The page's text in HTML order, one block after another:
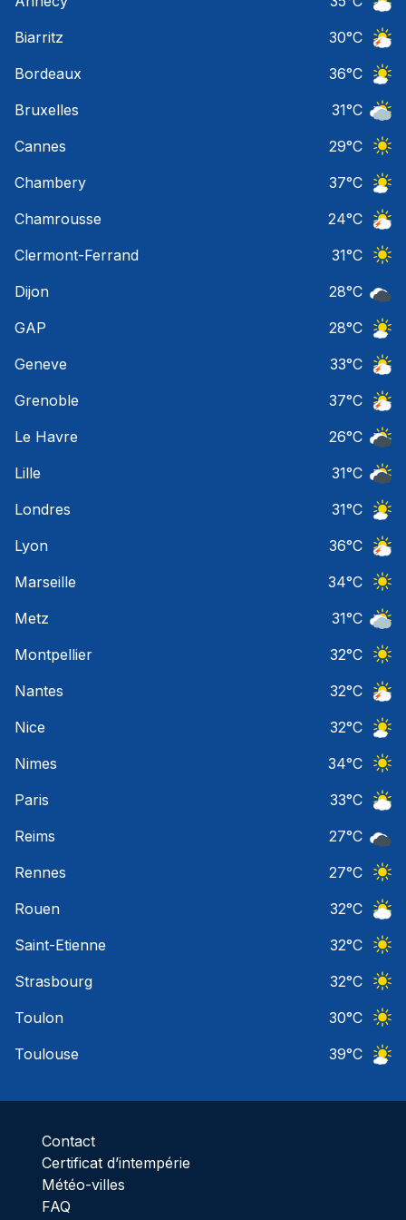
Biarritz
30°C
Bordeaux
36°C
Bruxelles
31°C
Cannes
29°C
Chambery
37°C
Chamrousse
24°C
Clermont-Ferrand
31°C
Dijon
28°C
GAP
28°C
Geneve
33°C
Grenoble
37°C
Le Havre
26°C
Lille
31°C
Londres
31°C
Lyon
36°C
Marseille
34°C
Metz
31°C
Montpellier
32°C
Nantes
32°C
Nice
32°C
Nimes
34°C
Paris
33°C
Reims
27°C
Rennes
27°C
Rouen
32°C
Saint-Etienne
32°C
Strasbourg
32°C
Toulon
30°C
Toulouse
39°C
Contact
Certificat d’intempérie
Météo-villes
FAQ